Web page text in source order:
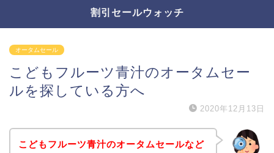
割引セールウォッチ
オータムセール
こどもフルーツ青汁のオータムセー
ルを探している方へ
2020年12月13日
こどもフルーツ青汁のオータムセールなど